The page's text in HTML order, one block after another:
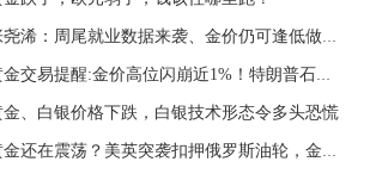
。70一50？。
文婷：带上止损博弈，实时指导， 关注老
财经号主页：http://mp.cnfol.com/user/58676
匿名网友-中金在线手机网： 老师好，金现在
张尧浠：周尾就业数据来袭、金价仍可逢低做多 ...
黄金交易提醒:金价高位闪崩近1%！特朗普石油风...
金、白银价格下跌，白银技术形态令多头恐慌
黄金还在震荡？美英突袭扣押俄罗斯油轮，金市风...